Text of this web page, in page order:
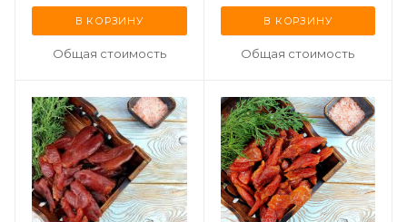
В КОРЗИНУ
Общая стоимость
В КОРЗИНУ
Общая стоимость